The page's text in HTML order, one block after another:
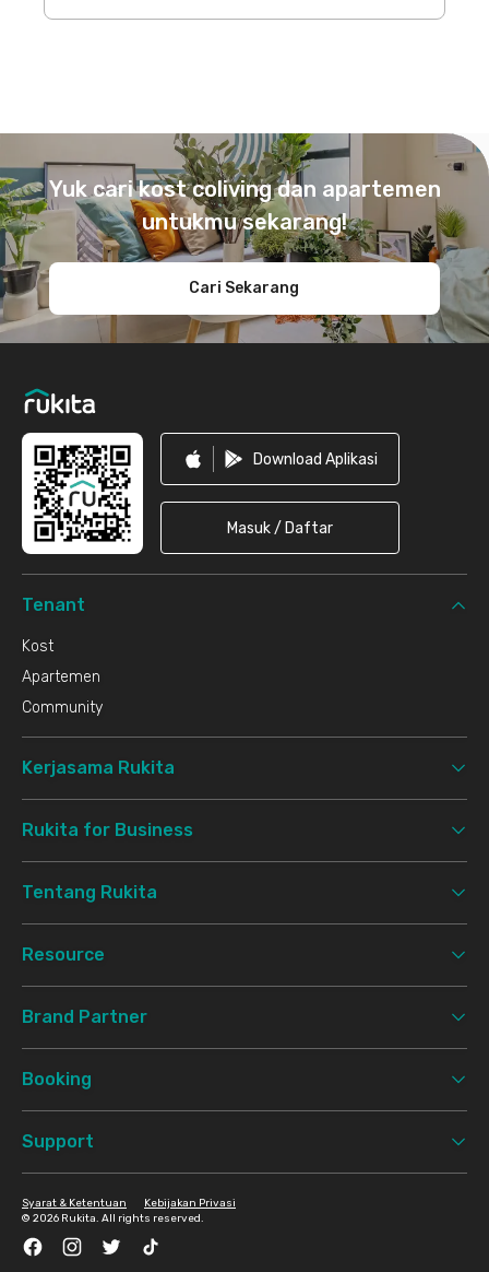
Yuk cari kost coliving dan apartemen
untukmu sekarang!
Cari Sekarang
Download Aplikasi
Masuk / Daftar
Tenant
Kost
Apartemen
Community
Kerjasama Rukita
Rukita for Business
Tentang Rukita
Resource
Brand Partner
Booking
Support
© 2026 Rukita. All rights reserved.
Syarat & Ketentuan Kebijakan Privasi
FacebookInstagramTwitter TikTok